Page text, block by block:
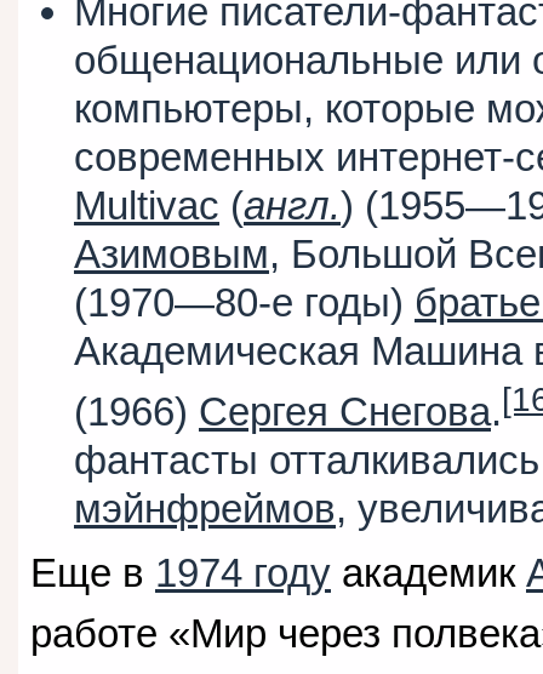
Многие писатели-
общенациональные или
компьютеры, которые
современных интернет-
Multivac (англ.)
Азимовым, Большой
(1970—80-е годы)
Академическая Машина
(1966) Сергея Снегова.
фантасты
мэйнфреймов,
Еще в 1974 году академик
работе «Мир через